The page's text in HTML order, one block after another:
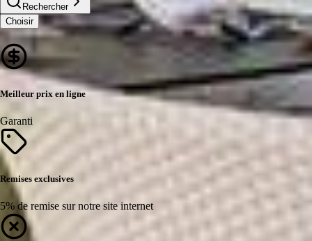
Rechercher
Choisir
Meilleur prix en ligne
Garanti
Remises exclusives
5% de remise sur notre site internet